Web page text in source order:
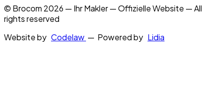
© Brocom 2026 — Ihr Makler — Offizielle Website — All
rights reserved
Website by Codelaw — Powered by Lidia